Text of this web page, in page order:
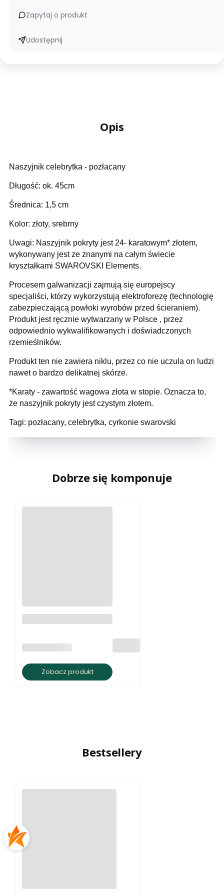
Zapytaj o produkt
Udostępnij
Opis
Naszyjnik celebrytka - pozłacany
Długość: ok. 45cm
Średnica: 1,5 cm
Kolor: złoty, srebrny
Uwagi: Naszyjnik pokryty jest 24- karatowym* złotem,
wykonywany jest ze znanymi na całym świecie
kryształkami SWAROVSKI Elements.
Procesem galwanizacji zajmują się europejscy
specjaliści, którzy wykorzystują elektroforezę (technologię
zabezpieczającą powłoki wyrobów przed ścieraniem).
Produkt jest ręcznie wytwarzany w Polsce , przez
odpowiednio wykwalifikowanych i doświadczonych
rzemieślników.
Produkt ten nie zawiera niklu, przez co nie uczula on ludzi
nawet o bardzo delikatnej skórze.
*Karaty - zawartość wagowa złota w stopie. Oznacza to,
że naszyjnik pokryty jest czystym złotem.
Tagi: pozłacany, celebrytka, cyrkonie swarovski
Dobrze się komponuje
PRODUCENT
Zobacz produkt
Bestsellery